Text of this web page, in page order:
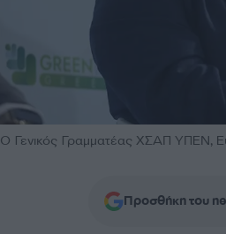
O Γενικός Γραμματέας ΧΣΑΠ
Προσθήκη του